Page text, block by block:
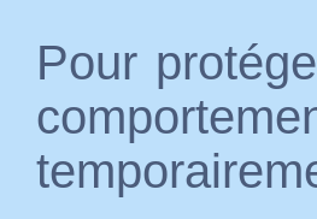
Pour